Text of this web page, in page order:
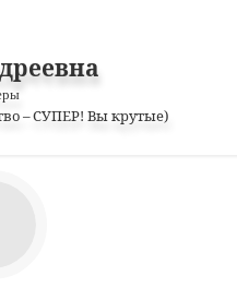
– СУПЕР! Вы крутые)